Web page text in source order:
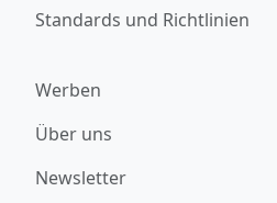
Standards und Richtlinien
Werben
Über uns
Newsletter